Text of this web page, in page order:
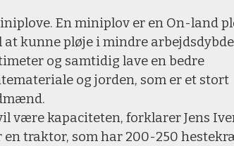
En miniplov er en On-land
kunne pløje i mindre
og samtidig lave en bedre
og jorden, som er et stort
være kapaciteten, forklarer Jens
traktor, som har 200-250